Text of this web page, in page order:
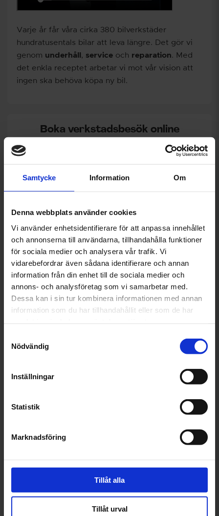
Samtycke Information Om
Denna webbplats använder cookies
Vi använder enhetsidentifierare för att anpassa innehållet
och annonserna till användarna, tillhandahålla funktioner
för sociala medier och analysera vår trafik. Vi
vidarebefordrar även sådana identifierare och annan
information från din enhet till de sociala medier och
annons- och analysföretag som vi samarbetar med.
Dessa kan i sin tur kombinera informationen med annan
information som du har tillhandahållit eller som de har
Nödvändig
Inställningar
Statistik
Marknadsföring
Tillåt alla
Tillåt urval
Varje år får våra cirka 380 bilverkstäder
hundratusentals bilar att leva längre. Det gör vi
genom underhåll , service och reparation. Med
det enkla receptet arbetar vi mot vår vision att
ingen ska behöva köpa ny bil.
Boka verkstadsbesök online
• Cirka 380 verkstäder, 51 butiker • 3 års
funktionsgaranti på reservdelar • 12 mån fri
assistansförsäkring vid service
Boka tid hos verkstad här
Om Autoexperten
Godkänd Bilverkstad
Serviceavtal
Längre leve din bil
Autoexperten Butik